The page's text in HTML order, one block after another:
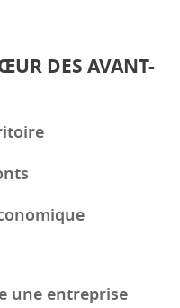
DES AVANT-
une entreprise